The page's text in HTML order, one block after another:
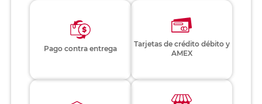
Pago contra entrega
Tarjetas de crédito débito y
AMEX